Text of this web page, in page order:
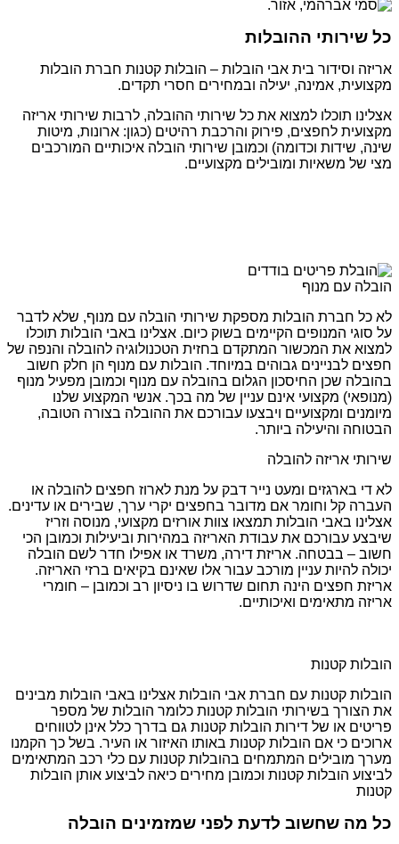
כל שירותי ההובלות
אריזה וסידור בית אבי הובלות – הובלות קטנות חברת הובלות
מקצועית, אמינה, יעילה ובמחירים חסרי תקדים.
אצלינו תוכלו למצוא את כל שירותי ההובלה, לרבות שירותי אריזה
מקצועית לחפצים, פירוק והרכבת רהיטים (כגון: ארונות, מיטות
שינה, שידות וכדומה) וכמובן שירותי הובלה איכותיים המורכבים
מצי של משאיות ומובילים מקצועיים.
הובלה עם מנוף
לא כל חברת הובלות מספקת שירותי הובלה עם מנוף, שלא לדבר
על סוגי המנופים הקיימים בשוק כיום. אצלינו באבי הובלות תוכלו
למצוא את המכשור המתקדם בחזית הטכנולוגיה להובלה והנפה של
חפצים לבניינים גבוהים במיוחד. הובלות עם מנוף הן חלק חשוב
בהובלה שכן החיסכון הגלום בהובלה עם מנוף וכמובן מפעיל מנוף
(מנופאי) מקצועי אינם עניין של מה בכך. אנשי המקצוע שלנו
מיומנים ומקצועיים ויבצעו עבורכם את ההובלה בצורה הטובה,
הבטוחה והיעילה ביותר.
שירותי אריזה להובלה
לא די בארגזים ומעט נייר דבק על מנת לארוז חפצים להובלה או
העברה קל וחומר אם מדובר בחפצים יקרי ערך, שבירים או עדינים.
אצלינו באבי הובלות תמצאו צוות אורזים מקצועי, מנוסה וזריז
שיבצע עבורכם את עבודת האריזה במהירות וביעילות וכמובן הכי
חשוב – בבטחה. אריזת דירה, משרד או אפילו חדר לשם הובלה
יכולה להיות עניין מורכב עבור אלו שאינם בקיאים ברזי האריזה.
אריזת חפצים הינה תחום שדרוש בו ניסיון רב וכמובן – חומרי
אריזה מתאימים ואיכותיים.
הובלות קטנות
הובלות קטנות עם חברת אבי הובלות אצלינו באבי הובלות מבינים
את הצורך בשירותי הובלות קטנות כלומר הובלות של מספר
פריטים או של דירות הובלות קטנות גם בדרך כלל אינן לטווחים
ארוכים כי אם הובלות קטנות באותו האיזור או העיר. בשל כך הקמנו
מערך מובילים המתמחים בהובלות קטנות עם כלי רכב המתאימים
לביצוע הובלות קטנות וכמובן מחירים כיאה לביצוע אותן הובלות
קטנות
כל מה שחשוב לדעת לפני שמזמינים הובלה